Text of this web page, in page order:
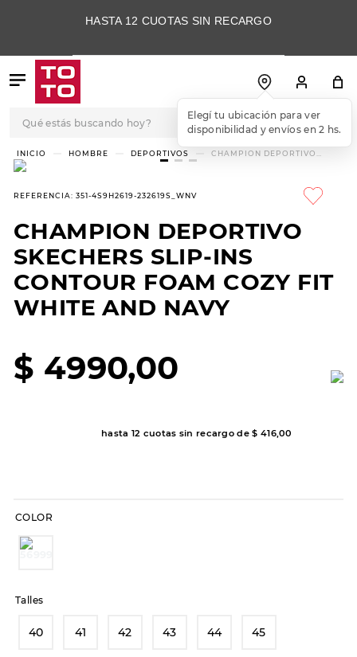
HASTA 12 CUOTAS SIN RECARGO
Elegí tu ubicación para ver
disponibilidad y envíos en 2 hs.
HOMBRE DEPORTIVOS
CHAMPION DEPORTIVO
REFERENCIA: 351-4S9H2619-232619S_WNV
CHAMPION DEPORTIVO
SKECHERS SLIP-INS
CONTOUR FOAM COZY FIT
WHITE AND NAVY
$ 4990,00
hasta 12 cuotas sin recargo de$ 416,00
COLOR
Talles
40 41 42 43 44 45
TÉRMINOS MÁS
BUSCADOS
1.
3.
skechers slip-ins
4
championes
5.
botas mujer
botas dama